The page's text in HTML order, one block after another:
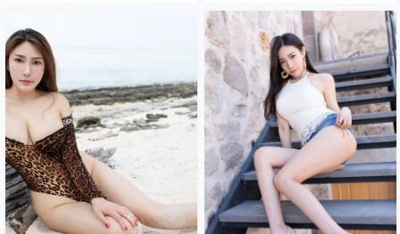
MB的大礼包，哥们儿你要是错过了
绝对后悔死，她那修长美腿和傲人
上围在各种场景下切换自如，阳光
海滩上的比基尼造型透着青春活
力，汗水顺着锁骨滑落的瞬间看得
人血脉��张，室内昏暗灯光里她
穿着蕾丝睡裙斜倚沙发眼神迷离仿
佛在召唤你靠近，这张脸精致得像
画出来似的皮肤白皙…
文件大小80M高清无码保证画质黄
楽然这妹子脸蛋儿精致得跟瓷娃娃
一样大眼睛水汪汪的皮肤白嫩得能
掐出水身材曲线玲珑前凸后翘穿上
各种性感服饰比如蕾丝内衣学生制
服还有一套火辣比基尼照片拍得贼
专业灯光打得柔和背景布置从卧室
到花园变化多端她那种气质既有少
女的清纯又带点熟女的诱惑每张图
都捕捉到不同瞬间有的…